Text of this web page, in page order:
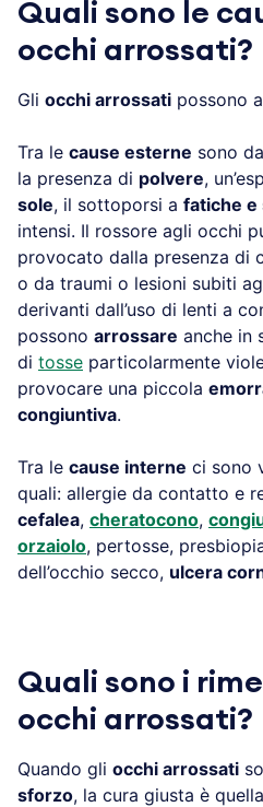
Quali sono le
occhi arrossati?
Gli occhi arrossati possono
Tra le cause esterne sono
la presenza di polvere,
sole, il sottoporsi a fatiche e
intensi. Il rossore agli occhi
provocato dalla presenza di
o da traumi o lesioni subiti
derivanti dall’uso di lenti a
possono arrossare anche in
di tosse particolarmente
provocare una piccola
congiuntiva.
Tra le cause interne ci sono
quali: allergie da contatto e
cefalea, cheratocono,
orzaiolo, pertosse,
dell’occhio secco, ulcera
Quali sono i
occhi arrossati?
Quando gli occhi arrossati
sforzo, la cura giusta è